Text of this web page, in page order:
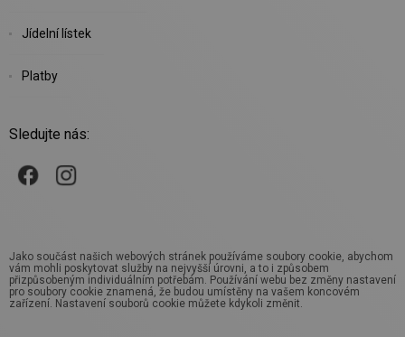
Jídelní lístek
Platby
Sledujte nás:
Jako součást našich webových stránek používáme soubory cookie, abychom
vám mohli poskytovat služby na nejvyšší úrovni, a to i způsobem
přizpůsobeným individuálním potřebám. Používání webu bez změny nastavení
pro soubory cookie znamená, že budou umístěny na vašem koncovém
zařízení. Nastavení souborů cookie můžete kdykoli změnit.